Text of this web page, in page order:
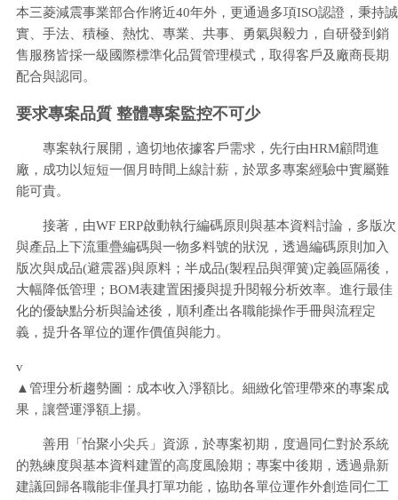
本三菱減震事業部合作將近40年外，更通過多項ISO認證，秉持誠
實、手法、積極、熱忱、專業、共事、勇氣與毅力，自研發到銷
售服務皆採一級國際標準化品質管理模式，取得客戶及廠商長期
配合與認同。
要求專案品質 整體專案監控不可少
專案執行展開，適切地依據客戶需求，先行由HRM顧問進
廠，成功以短短一個月時間上線計薪，於眾多專案經驗中實屬難
能可貴。
接著，由WF ERP啟動執行編碼原則與基本資料討論，多版次
與產品上下流重疊編碼與一物多料號的狀況，透過編碼原則加入
版次與成品(避震器)與原料；半成品(製程品與彈簧)定義區隔後，
大幅降低管理；BOM表建置困擾與提升閱報分析效率。進行最佳
化的優缺點分析與論述後，順利產出各職能操作手冊與流程定
義，提升各單位的運作價值與能力。
v
▲管理分析趨勢圖：成本收入淨額比。細緻化管理帶來的專案成
果，讓營運淨額上揚。
善用「怡聚小尖兵」資源，於專案初期，度過同仁對於系統
的熟練度與基本資料建置的高度風險期；專案中後期，透過鼎新
建議回歸各職能非僅具打單功能，協助各單位運作外創造同仁工